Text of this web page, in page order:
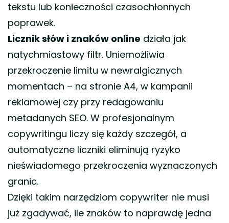
tekstu lub konieczności czasochłonnych
poprawek.
Licznik słów i znaków online działa jak
natychmiastowy filtr. Uniemożliwia
przekroczenie limitu w newralgicznych
momentach – na stronie A4, w kampanii
reklamowej czy przy redagowaniu
metadanych SEO. W profesjonalnym
copywritingu liczy się każdy szczegół, a
automatyczne liczniki eliminują ryzyko
nieświadomego przekroczenia wyznaczonych
granic.
Dzięki takim narzędziom copywriter nie musi
już zgadywać, ile znaków to naprawdę jedna